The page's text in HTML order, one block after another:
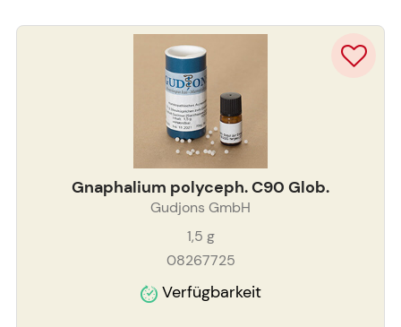
Gnaphalium polyceph. C90 Glob.
Gudjons GmbH
1,5 g
08267725
Verfügbarkeit